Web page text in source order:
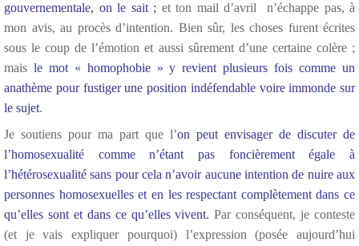
gouvernementale, on le sait ; et ton mail d’avril n’échappe pas, à
mon avis, au procès d’intention. Bien sûr, les choses furent écrites
sous le coup de l’émotion et aussi sûrement d’une certaine colère ;
mais le mot « homophobie » y revient plusieurs fois comme un
anathème pour fustiger une position indéfendable voire immonde sur
le sujet.
Je soutiens pour ma part que l’on peut envisager de discuter de
l’homosexualité comme n’étant pas foncièrement égale à
l’hétérosexualité sans pour cela n’avoir aucune intention de nuire aux
personnes homosexuelles et en les respectant complètement dans ce
qu’elles sont et dans ce qu’elles vivent. Par conséquent, je conteste
(et je vais expliquer pourquoi) l’expression (posée aujourd’hui